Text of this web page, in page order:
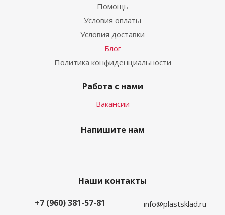
Помощь
Условия оплаты
Условия доставки
Блог
Политика конфиденциальности
Работа с нами
Вакансии
Напишите нам
Наши контакты
+7 (960) 381-57-81
info@plastsklad.ru